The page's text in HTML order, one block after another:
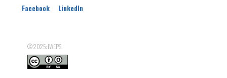
Facebook LinkedIn
© 2025: IWEPS